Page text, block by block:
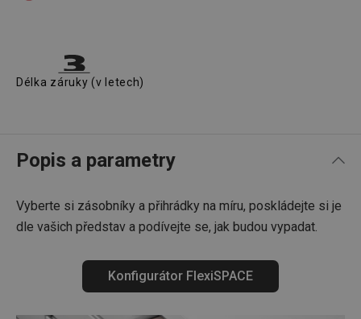
Délka záruky (v letech)
Popis a parametry
Vyberte si zásobníky a přihrádky na míru, poskládejte si je
dle vašich představ a podívejte se, jak budou vypadat.
Konfigurátor FlexiSPACE